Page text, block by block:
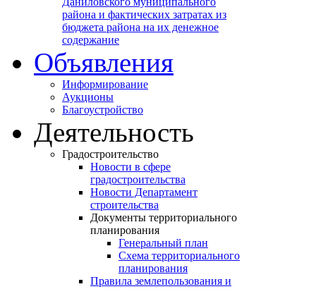
района и фактических затратах из
бюджета района на их денежное
содержание
Объявления
Информирование
Аукционы
Благоустройство
Деятельность
Градостроительство
Новости в сфере
градостроительства
Новости Департамент
строительства
Документы территориального
планирования
Генеральный план
Схема территориального
планирования
Правила землепользования и